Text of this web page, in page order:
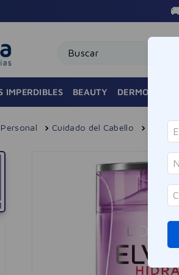
IMPERDIBLES BEAUTY
Cuidado del Cabello